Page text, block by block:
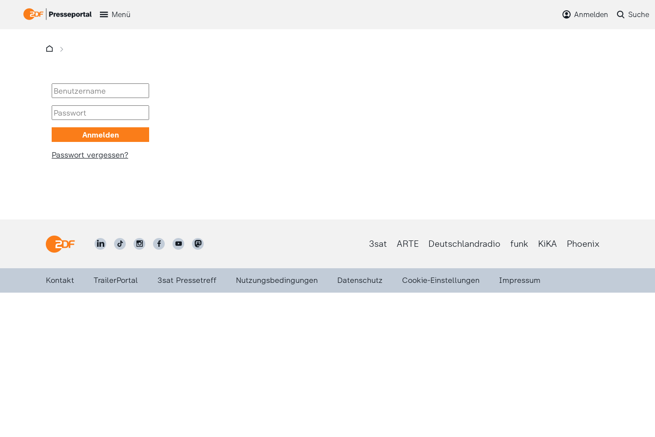
Menü Anmelden Suche
Passwort vergessen?
3sat ARTE Deutschlandradio funk KiKA Phoenix
Kontakt TrailerPortal 3sat Pressetreff Nutzungsbedingungen Datenschutz Cookie-Einstellungen Impressum